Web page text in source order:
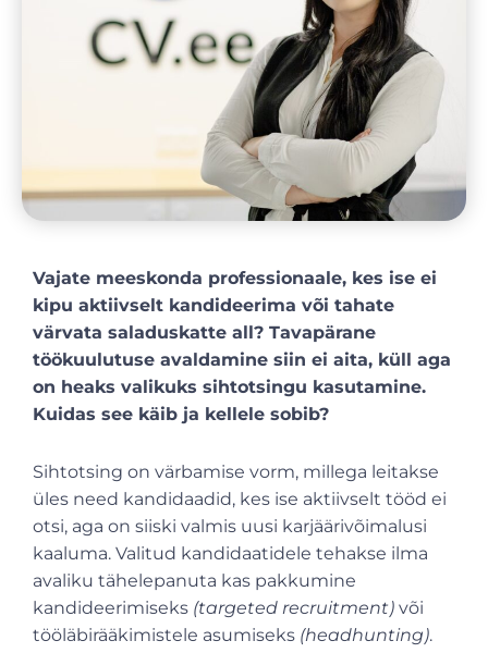
Vajate meeskonda professionaale, kes ise ei
kipu aktiivselt kandideerima või tahate
värvata saladuskatte all? Tavapärane
töökuulutuse avaldamine siin ei aita, küll aga
on heaks valikuks sihtotsingu kasutamine.
Kuidas see käib ja kellele sobib?
Sihtotsing on värbamise vorm, millega leitakse
üles need kandidaadid, kes ise aktiivselt tööd ei
otsi, aga on siiski valmis uusi karjäärivõimalusi
kaaluma. Valitud kandidaatidele tehakse ilma
avaliku tähelepanuta kas pakkumine
kandideerimiseks (targeted recruitment) või
tööläbirääkimistele asumiseks (headhunting).